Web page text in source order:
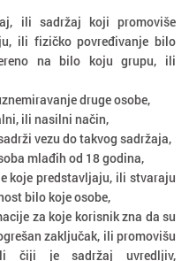
ili sadržaj koji promoviše
ili fizičko povređivanje bilo
na bilo koju grupu, ili
druge osobe,
ili nasilni način,
vezu do takvog sadržaja,
mlađih od 18 godina,
koje predstavljaju, ili stvaraju
bilo koje osobe,
za koje korisnik zna da su
zaključak, ili promovišu
ili čiji je sadržaj uvredljiv,